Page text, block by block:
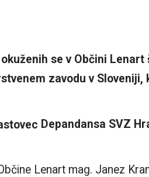
se v Občini
zavodu v Sloveniji,
Depandansa SVZ
Lenart mag. Janez